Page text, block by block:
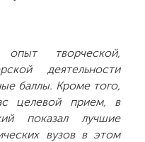
творческой,
деятельности
баллы. Кроме того,
целевой прием, в
показал лучшие
вузов в этом